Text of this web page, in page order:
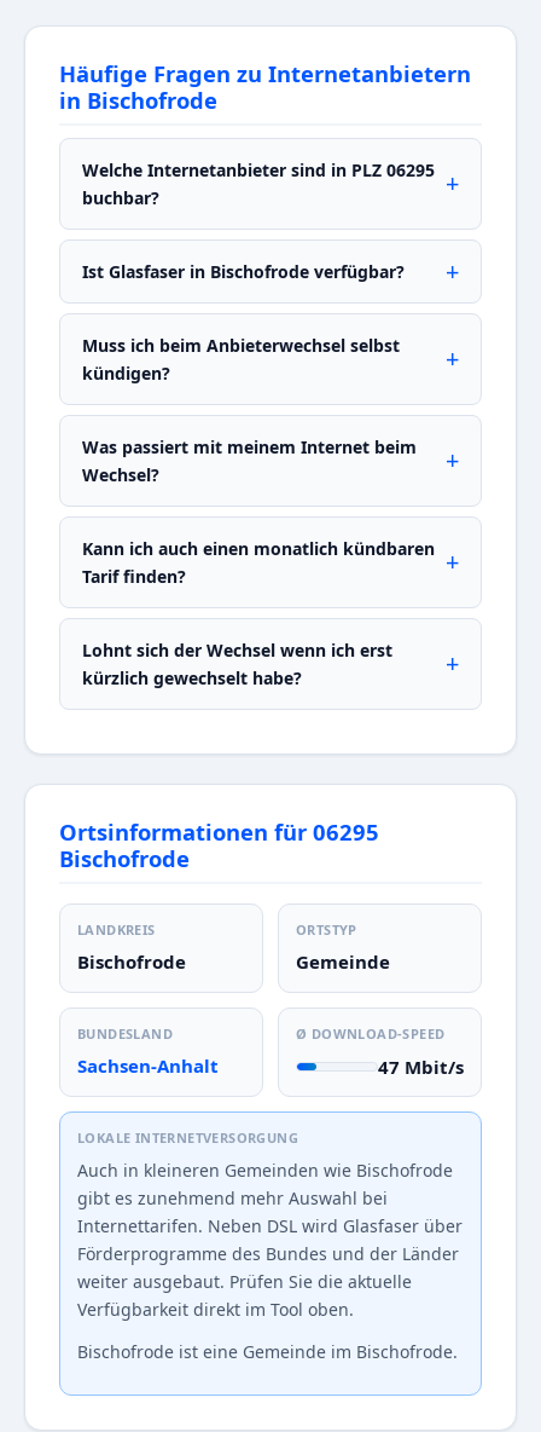
Häufige Fragen zu Internetanbietern
in Bischofrode
Welche Internetanbieter sind in PLZ 06295
buchbar?
Ist Glasfaser in Bischofrode verfügbar?
Muss ich beim Anbieterwechsel selbst
kündigen?
Was passiert mit meinem Internet beim
Wechsel?
Kann ich auch einen monatlich kündbaren
Tarif finden?
Lohnt sich der Wechsel wenn ich erst
kürzlich gewechselt habe?
Ortsinformationen für 06295
Bischofrode
LANDKREIS
Bischofrode
ORTSTYP
Gemeinde
BUNDESLAND
Sachsen-Anhalt
Ø DOWNLOAD-SPEED
47 Mbit/s
LOKALE INTERNETVERSORGUNG
Auch in kleineren Gemeinden wie Bischofrode
gibt es zunehmend mehr Auswahl bei
Internettarifen. Neben DSL wird Glasfaser über
Förderprogramme des Bundes und der Länder
weiter ausgebaut. Prüfen Sie die aktuelle
Verfügbarkeit direkt im Tool oben.
Bischofrode ist eine Gemeinde im Bischofrode.